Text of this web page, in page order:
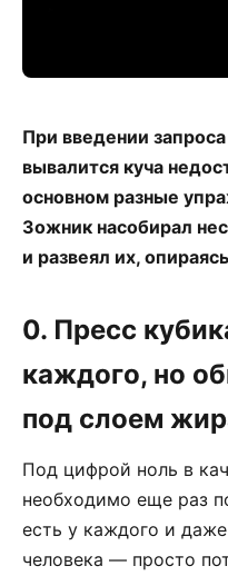
При введении
вывалится куча
основном разные
Зожник насобирал
и развеял их,
0. Пресс
каждого, но
под слоем
Под цифрой ноль в
необходимо еще раз
есть у каждого и
человека — просто